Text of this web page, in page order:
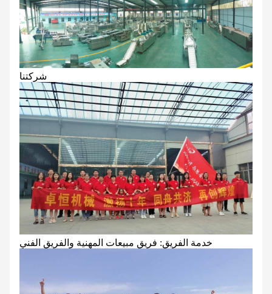
شركتنا
خدمة الفريق: فريق مبيعات المهنية والفريق الفني